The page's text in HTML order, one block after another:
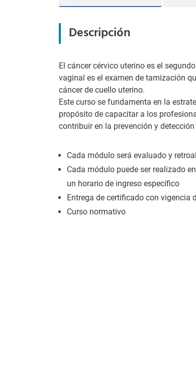
Descripción
El cáncer cérvico uterino es el
vaginal es el examen de tamización
cáncer de cuello uterino.
Este curso se fundamenta en la
propósito de capacitar a los
contribuir en la prevención y
Cada módulo será evaluado y
Cada módulo puede ser realizado
un horario de ingreso específico
Entrega de certificado con vigencia
Curso normativo